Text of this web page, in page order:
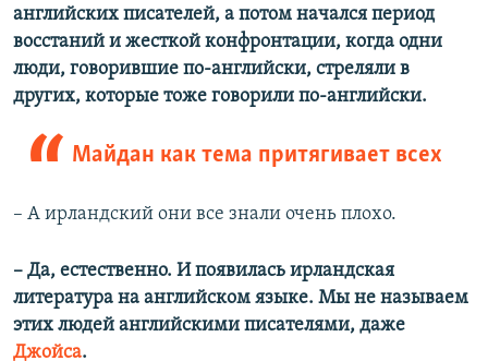
английских писателей, а потом начался период
восстаний и жесткой конфронтации, когда одни
люди, говорившие по-английски, стреляли в
других, которые тоже говорили по-английски.
Майдан как тема притягивает всех
–​ А ирландский они все знали очень плохо.
–​ Да, естественно. И появилась ирландская
литература на английском языке. Мы не называем
этих людей английскими писателями, даже
Джойса.